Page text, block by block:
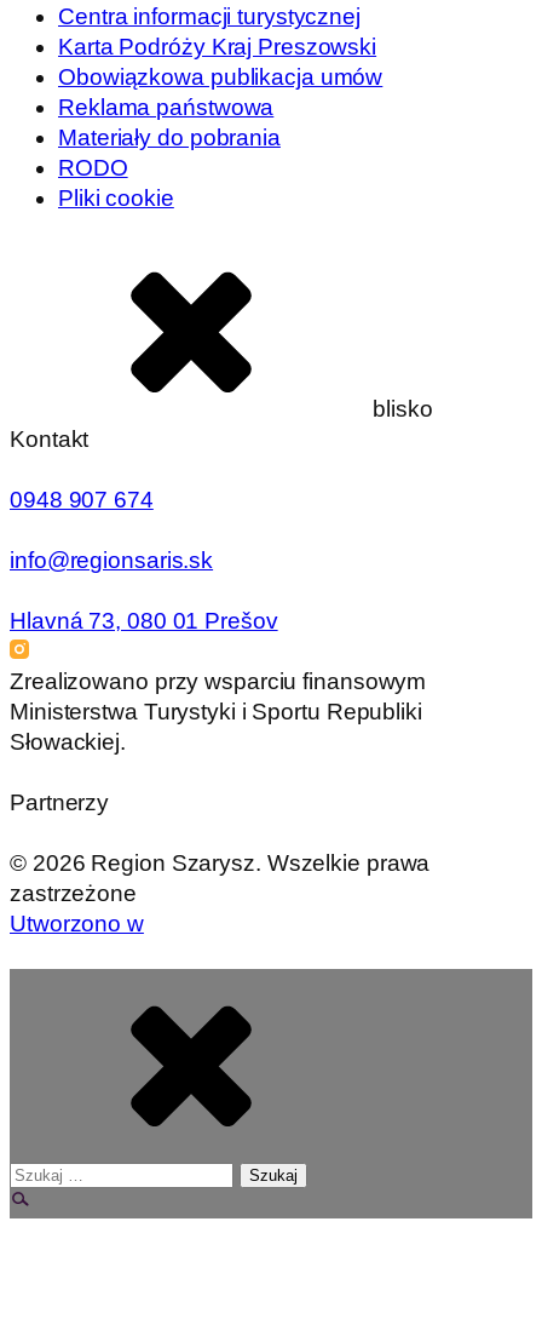
Centra informacji turystycznej
Karta Podróży Kraj Preszowski
Obowiązkowa publikacja umów
Reklama państwowa
Materiały do pobrania
RODO
Pliki cookie
blisko
Kontakt
0948 907 674
info@regionsaris.sk
Hlavná 73, 080 01 Prešov
Zrealizowano przy wsparciu finansowym
Ministerstwa Turystyki i Sportu Republiki
Słowackiej.
Partnerzy
© 2026 Region Szarysz. Wszelkie prawa
zastrzeżone
Utworzono w
Szukaj: